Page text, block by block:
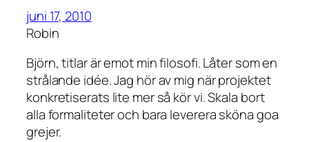
juni 17, 2010
Robin
Björn, titlar är emot min filosofi. Låter som en
strålande idée. Jag hör av mig när projektet
konkretiserats lite mer så kör vi. Skala bort
alla formaliteter och bara leverera sköna goa
grejer.